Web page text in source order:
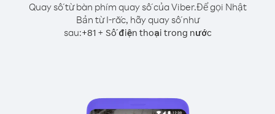
Quay số từ bàn phím quay số của Viber.Để gọi Nhật
Bản từ I-rắc, hãy quay số như
sau:+81+ Số điện thoại trong nước